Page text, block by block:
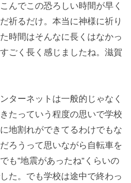
んでこの恐ろしい時間が早く
祈るだけ。本当に神様に祈り
時間はそんなに長くはなかっ
ごく長く感じましたね。滋賀
ターネットは一般的じゃなく
たっていう程度の思いで学校
地割れができてるわけでもな
ろうって思いながら自転車を
も”地震があったね”くらいの
た。でも学校は途中で終わっ